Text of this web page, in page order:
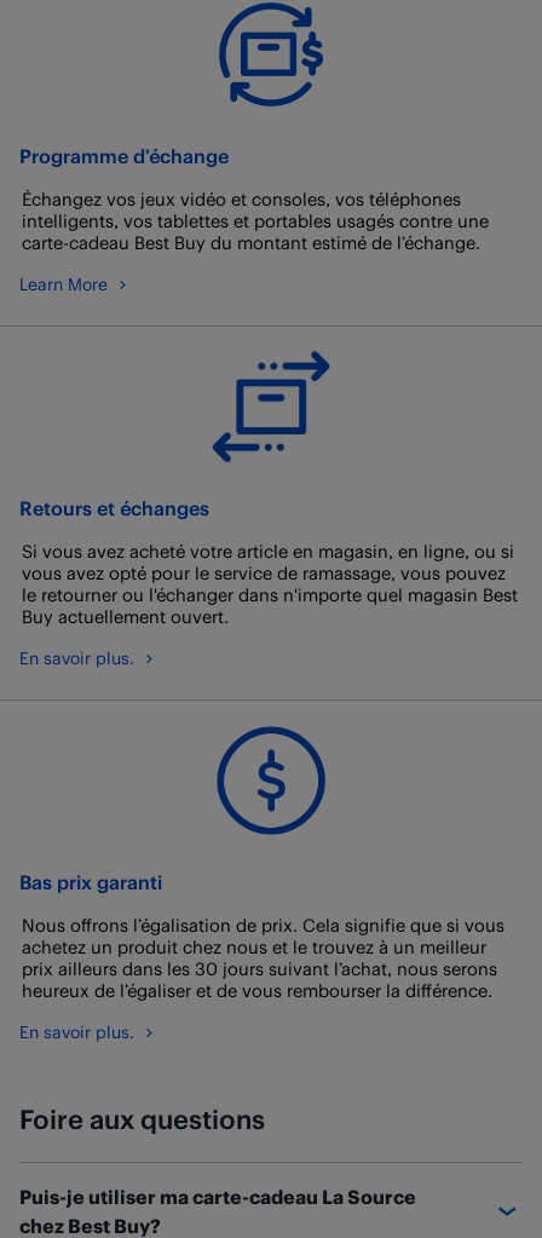
Programme d’échange
Échangez vos jeux vidéo et consoles, vos téléphones
intelligents, vos tablettes et portables usagés contre une
carte-cadeau Best Buy du montant estimé de l’échange.
Learn More
Retours et échanges
Si vous avez acheté votre article en magasin, en ligne, ou si
vous avez opté pour le service de ramassage, vous pouvez
le retourner ou l'échanger dans n'importe quel magasin Best
Buy actuellement ouvert.
En savoir plus.
Bas prix garanti
Nous offrons l’égalisation de prix. Cela signifie que si vous
achetez un produit chez nous et le trouvez à un meilleur
prix ailleurs dans les 30 jours suivant l’achat, nous serons
heureux de l’égaliser et de vous rembourser la différence.
En savoir plus.
Foire aux questions
Puis-je utiliser ma carte-cadeau La Source
chez Best Buy?